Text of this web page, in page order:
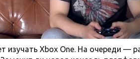
изучать Xbox One. На очереди —